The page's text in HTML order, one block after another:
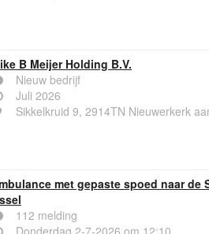
B Meijer Holding B.V.
Nieuw bedrijf
Juli 2026
Sikkelkruid 9, 2914TN Nieuwerkerk
met gepaste spoed naar de
112 melding
Donderdag 2-7-2026 om 12:10